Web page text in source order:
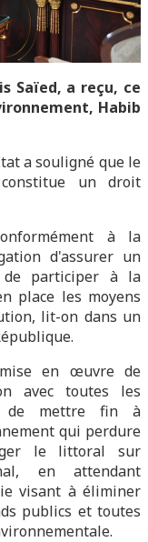
Saïed, a reçu, ce
Habib
a souligné que le
un droit
à la
d'assurer un
de participer à la
place les moyens
lit-on dans un
en œuvre de
avec toutes les
de mettre fin à
qui perdure
le littoral sur
en attendant
visant à éliminer
publics et toutes